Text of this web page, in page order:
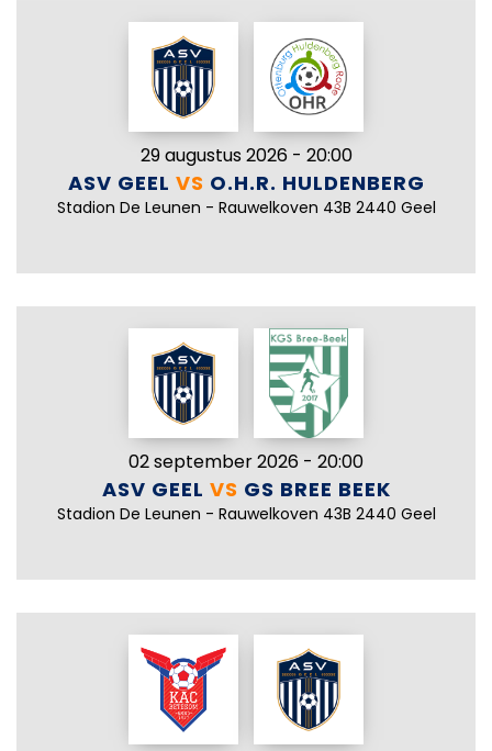
29 augustus 2026 - 20:00
ASV GEEL VS O.H.R. HULDENBERG
Stadion De Leunen - Rauwelkoven 43B 2440 Geel
02 september 2026 - 20:00
ASV GEEL VS GS BREE BEEK
Stadion De Leunen - Rauwelkoven 43B 2440 Geel